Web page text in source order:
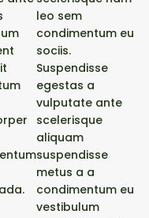
leo sem
condimentum eu
sociis.
Suspendisse
egestas a
vulputate ante
scelerisque
aliquam
suspendisse
metus a a
condimentum eu
vestibulum